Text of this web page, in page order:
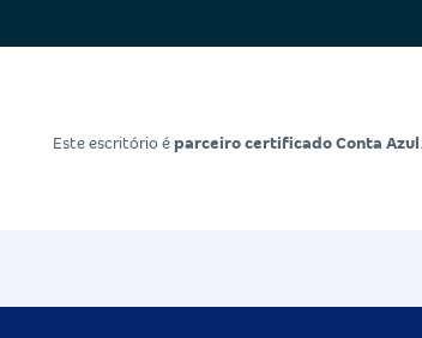
Este escritório é parceiro certificado Conta Azul .